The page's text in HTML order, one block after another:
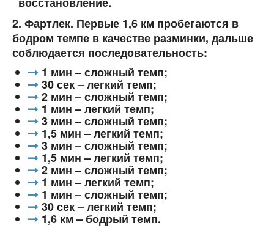
2. Фартлек. Первые 1,6 км пробегаются в
бодром темпе в качестве разминки, дальше
соблюдается последовательность:
1 мин – сложный темп;
30 сек – легкий темп;
2 мин – сложный темп;
1 мин – легкий темп;
3 мин – сложный темп;
1,5 мин – легкий темп;
3 мин – сложный темп;
1,5 мин – легкий темп;
2 мин – сложный темп;
1 мин – легкий темп;
1 мин – сложный темп;
30 сек – легкий темп;
1,6 км – бодрый темп.